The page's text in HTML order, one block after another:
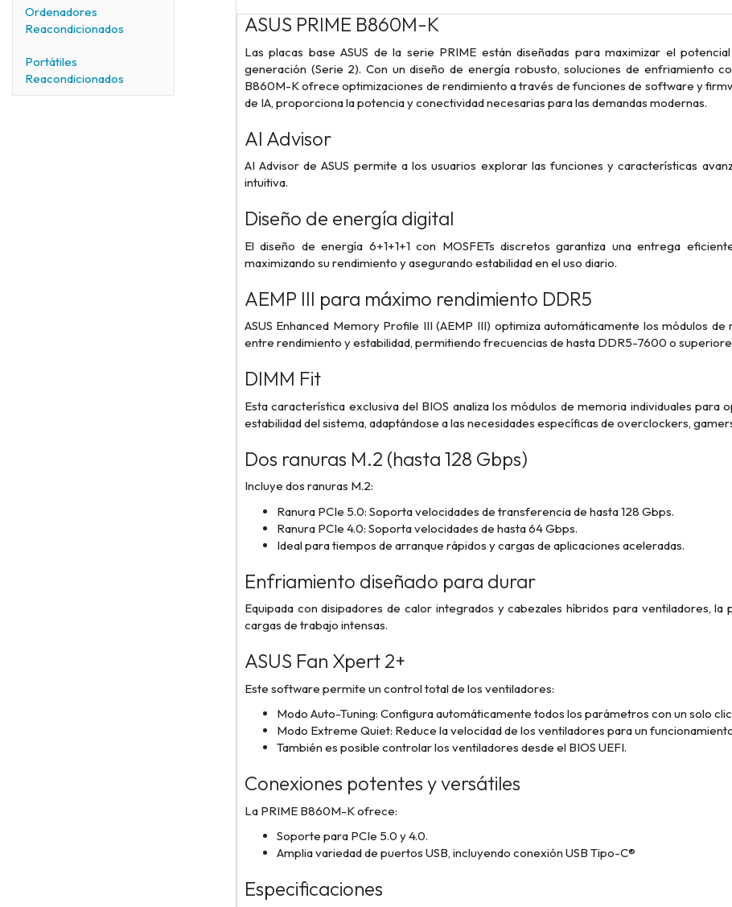
Ordenadores
Reacondicionados
Portátiles
Reacondicionados
ASUS PRIME B860M-K
Las placas base ASUS de la serie PRIME están diseñadas para maximizar el
generación (Serie 2). Con un diseño de energía robusto, soluciones de enfriamiento
B860M-K ofrece optimizaciones de rendimiento a través de funciones de software y
de IA, proporciona la potencia y conectividad necesarias para las demandas modernas.
AI Advisor
AI Advisor de ASUS permite a los usuarios explorar las funciones y características
intuitiva.
Diseño de energía digital
El diseño de energía 6+1+1+1 con MOSFETs discretos garantiza una entrega
maximizando su rendimiento y asegurando estabilidad en el uso diario.
AEMP III para máximo rendimiento DDR5
ASUS Enhanced Memory Profile III (AEMP III) optimiza automáticamente los módulos
entre rendimiento y estabilidad, permitiendo frecuencias de hasta DDR5-7600 o
DIMM Fit
Esta característica exclusiva del BIOS analiza los módulos de memoria individuales
estabilidad del sistema, adaptándose a las necesidades específicas de overclockers,
Dos ranuras M.2 (hasta 128 Gbps)
Incluye dos ranuras M.2:
Ranura PCIe 5.0: Soporta velocidades de transferencia de hasta 128 Gbps.
Ranura PCIe 4.0: Soporta velocidades de hasta 64 Gbps.
Ideal para tiempos de arranque rápidos y cargas de aplicaciones aceleradas.
Enfriamiento diseñado para durar
Equipada con disipadores de calor integrados y cabezales híbridos para ventiladores,
cargas de trabajo intensas.
ASUS Fan Xpert 2+
Este software permite un control total de los ventiladores:
Modo Auto-Tuning: Configura automáticamente todos los parámetros con un solo
Modo Extreme Quiet: Reduce la velocidad de los ventiladores para un
También es posible controlar los ventiladores desde el BIOS UEFI.
Conexiones potentes y versátiles
La PRIME B860M-K ofrece:
Soporte para PCIe 5.0 y 4.0.
Amplia variedad de puertos USB, incluyendo conexión USB Tipo-C®
Especificaciones